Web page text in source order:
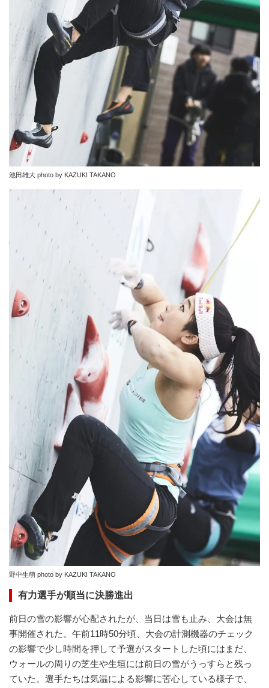
池田雄大 photo by KAZUKI TAKANO
野中生萌 photo by KAZUKI TAKANO
有力選手が順当に決勝進出
前日の雪の影響が心配されたが、当日は雪も止み、大会は無
事開催された。午前11時50分頃、大会の計測機器のチェック
の影響で少し時間を押して予選がスタートした頃にはまだ、
ウォールの周りの芝生や生垣には前日の雪がうっすらと残っ
ていた。選手たちは気温による影響に苦心している様子で、